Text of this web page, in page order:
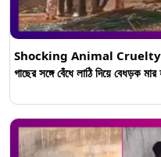
Shocking Animal Cruelty
গাছের সঙ্গে বেঁধে লাঠি দিয়ে বেধড়ক মার